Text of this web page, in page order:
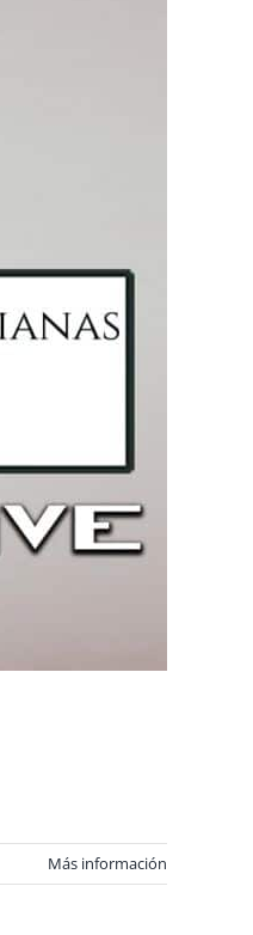
Más información